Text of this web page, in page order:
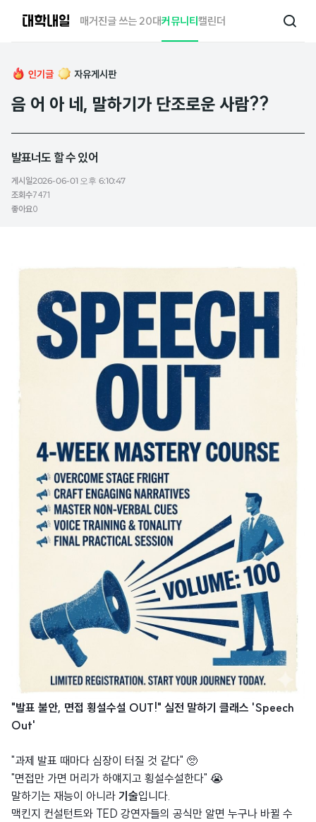
매거진글 쓰는 20대커뮤니티캘린더
검
인기글 자유게시판
음 어 아 네, 말하기가 단조로운 사람??
발표너도 할 수 있어
게시일2026-06-01 오후 6:10:47
조회수7471
좋아요0
"발표 불안, 면접 횡설수설 OUT!" 실전 말하기 클래스 'Speech
Out'
"과제 발표 때마다 심장이 터질 것 같다" 🥺
"면접만 가면 머리가 하얘지고 횡설수설한다" 😭
말하기는 재능이 아니라 기술입니다.
맥킨지 컨설턴트와 TED 강연자들의 공식만 알면 누구나 바뀔 수